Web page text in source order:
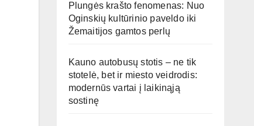
Plungės krašto fenomenas: Nuo
Oginskių kultūrinio paveldo iki
Žemaitijos gamtos perlų
Kauno autobusų stotis – ne tik
stotelė, bet ir miesto veidrodis:
modernūs vartai į laikinąją
sostinę